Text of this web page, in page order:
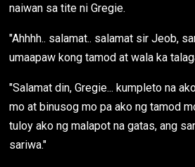
naiwan sa tite ni Gregie.
"Ahhhh.. salamat.. salamat sir Jeob,
umaapaw kong tamod at wala ka
"Salamat din, Gregie... kumpleto na
mo at binusog mo pa ako ng tamod
tuloy ako ng malapot na gatas, ang
sariwa."